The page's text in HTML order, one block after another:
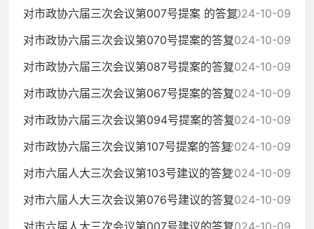
对市政协六届三次会议第007号提案 的答复2024-10-09
对市政协六届三次会议第070号提案的答复2024-10-09
对市政协六届三次会议第087号提案的答复2024-10-09
对市政协六届三次会议第067号提案的答复2024-10-09
对市政协六届三次会议第094号提案的答复2024-10-09
对市政协六届三次会议第107号提案的答复2024-10-09
对市六届人大三次会议第103号建议的答复2024-10-09
对市六届人大三次会议第076号建议的答复2024-10-09
对市六届人大三次会议第007号建议的答复2024-10-09